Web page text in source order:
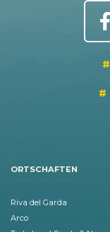
ORTSCHAFTEN
Riva del Garda
Arco